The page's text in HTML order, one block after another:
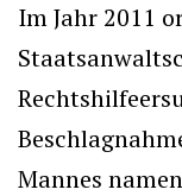
Im Jahr 2011
Mannes